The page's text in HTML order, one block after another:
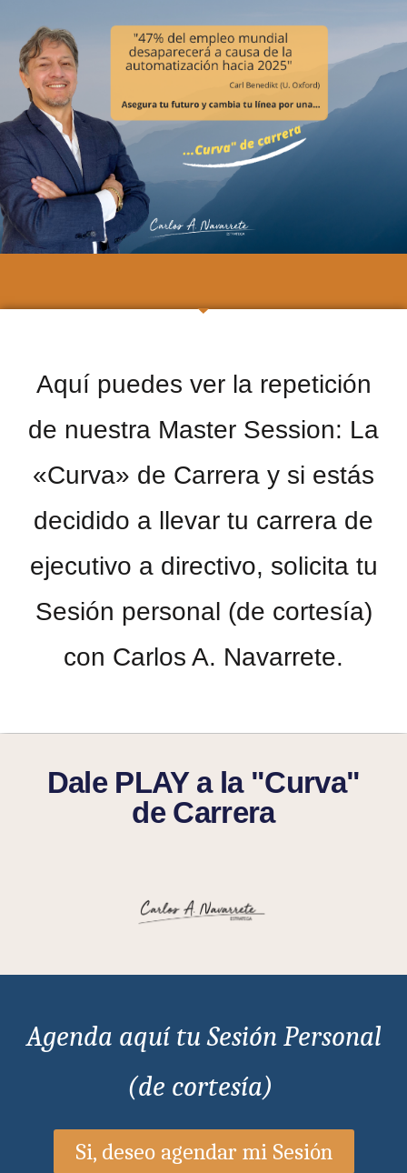
Aquí puedes ver la repetición
de nuestra Master Session: La
«Curva» de Carrera y si estás
decidido a llevar tu carrera de
ejecutivo a directivo, solicita tu
Sesión personal (de cortesía)
con Carlos A. Navarrete.
Dale PLAY a la "Curva"
de Carrera
Agenda aquí tu Sesión Personal
(de cortesía)
Si, deseo agendar mi Sesión